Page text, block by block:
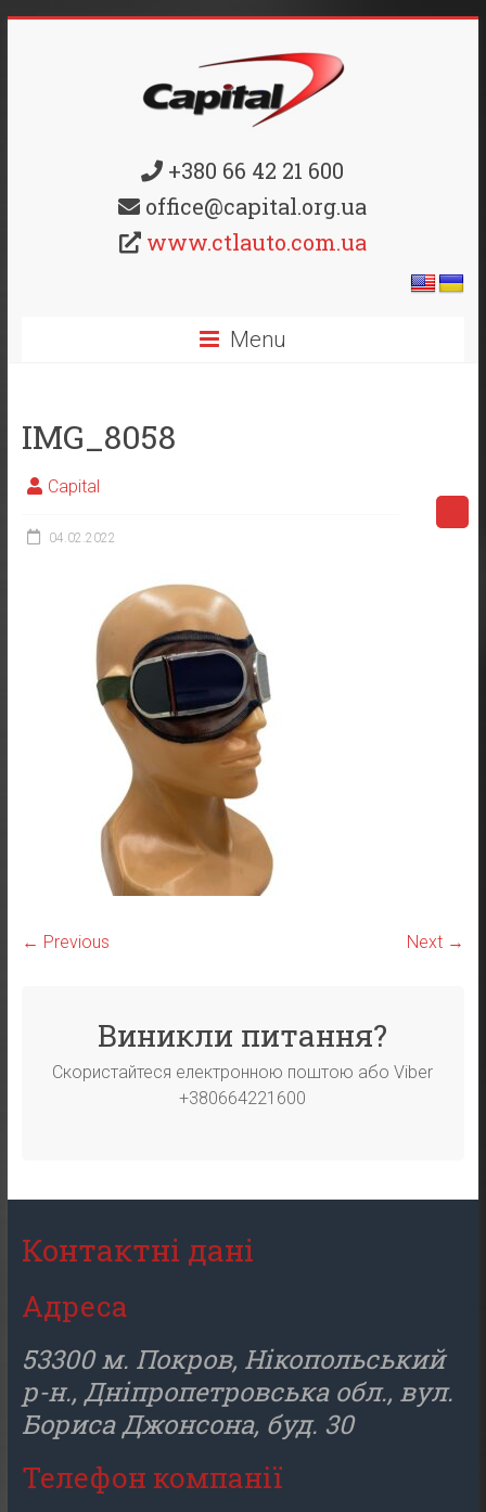
+380 66 42 21 600
office@capital.org.ua
www.ctlauto.com.ua
Menu
IMG_8058
Capital
04.02.2022
← Previous Next →
Виникли питання?
Скористайтеся електронною поштою або Viber
+380664221600
Контактні дані
Адреса
53300 м. Покров, Нікопольський
р-н., Дніпропетровська обл., вул.
Бориса Джонсона, буд. 30
Телефон компанії